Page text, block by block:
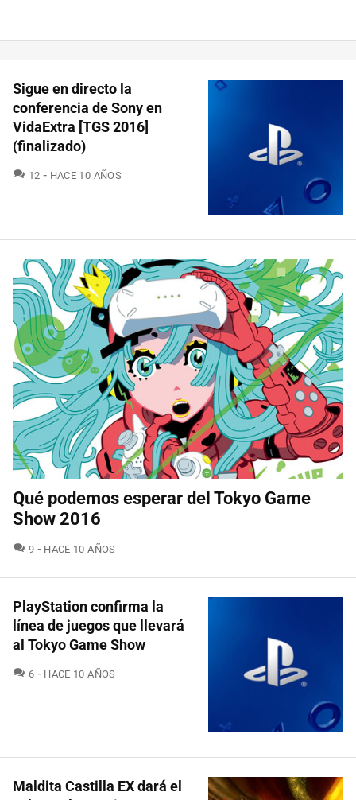
Sigue en directo la
conferencia de Sony en
VidaExtra [TGS 2016]
(finalizado)
12 COMENTARIOS
HACE 10 AÑOS
Qué podemos esperar del Tokyo Game
Show 2016
9 COMENTARIOS
HACE 10 AÑOS
PlayStation confirma la
línea de juegos que llevará
al Tokyo Game Show
6 COMENTARIOS
HACE 10 AÑOS
Maldita Castilla EX dará el